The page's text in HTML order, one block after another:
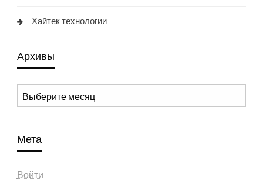
Хайтек технологии
Архивы
Архивы
Мета
Войти